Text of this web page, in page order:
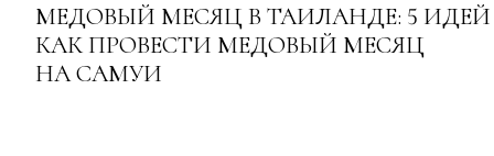
МЕДОВЫЙ МЕСЯЦ В ТАИЛАНДЕ: 5 ИДЕЙ
КАК ПРОВЕСТИ МЕДОВЫЙ МЕСЯЦ
НА САМУИ